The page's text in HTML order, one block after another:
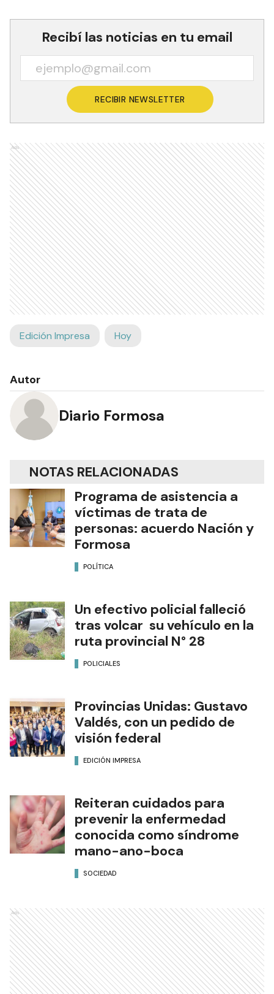
Recibí las noticias en tu email
RECIBIR NEWSLETTER
Ads
Edición Impresa Hoy
Autor
Diario Formosa
NOTAS RELACIONADAS
Programa de asistencia a
víctimas de trata de
personas: acuerdo Nación y
Formosa
POLÍTICA
Un efectivo policial falleció
tras volcar su vehículo en la
ruta provincial N° 28
POLICIALES
Provincias Unidas: Gustavo
Valdés, con un pedido de
visión federal
EDICIÓN IMPRESA
Reiteran cuidados para
prevenir la enfermedad
conocida como síndrome
mano-ano-boca
SOCIEDAD
Ads